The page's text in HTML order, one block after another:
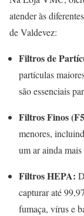
atender às
de Valdevez:
Filtros de
partículas
são essenciais
Filtros Finos
menores,
um ar ainda
Filtros HEPA:
capturar até
fumaça, vírus e